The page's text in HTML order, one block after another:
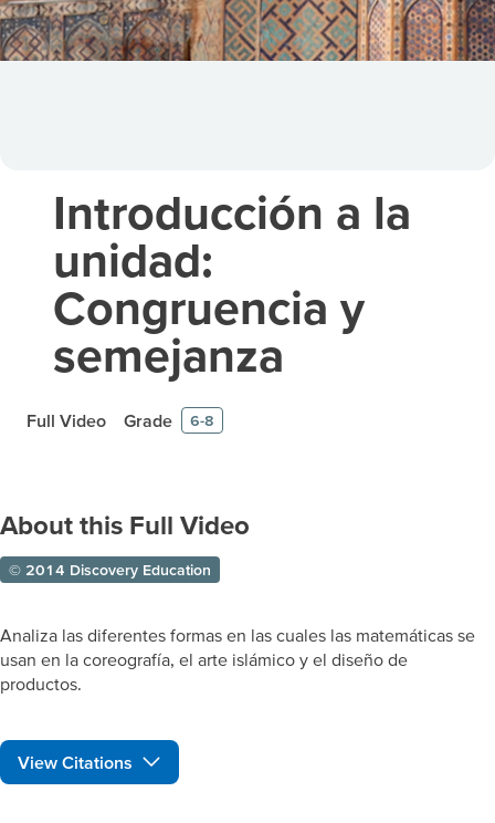
Introducción a la
unidad:
Congruencia y
semejanza
Full Video Grade 6-8
About this Full Video
© 2014 Discovery Education
Analiza las diferentes formas en las cuales las matemáticas se
usan en la coreografía, el arte islámico y el diseño de
productos.
View Citations